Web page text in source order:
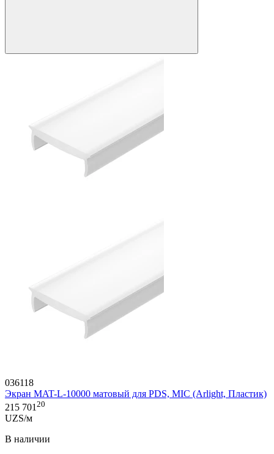
036118
Экран MAT-L-10000 матовый для PDS, MIC (Arlight, Пластик)
215 701 20
UZS/м
В наличии